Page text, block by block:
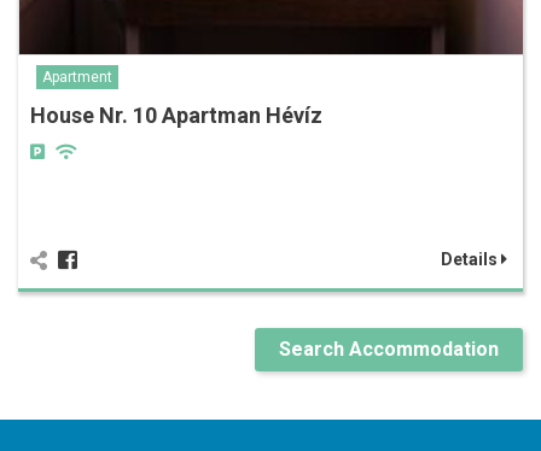
Apartment
House Nr. 10 Apartman Hévíz
Details
Search Accommodation